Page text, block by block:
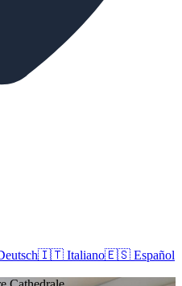
🇮🇹 Italiano🇪🇸 Español